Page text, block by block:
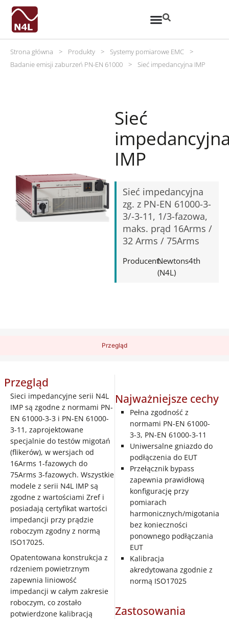
Strona główna > Produkty > Systemy pomiarowe EMC
>
Badanie emisji zaburzeń PN-EN 61000
> Sieć impedancyjna IMP
Sieć
IMP
Sieć impedancyjna
zg. z PN-EN 61000-3-
3/-3-11, 1/3-fazowa,
maks. prąd 16Arms /
32 Arms / 75Arms
Producent:Newtons4th
(N4L)
Przegląd
Przegląd
Sieci impedancyjne serii N4L
IMP są zgodne z normami PN-
EN 61000-3-3 i PN-EN 61000-
3-11, zaprojektowane
specjalnie do testów migotań
(flikerów), w wersjach od
16Arms 1-fazowych do
75Arms 3-fazowych. Wszystkie
modele z serii N4L IMP są
zgodne z wartościami Zref i
posiadają certyfikat wartości
impedancji przy prądzie
roboczym zgodny z normą
ISO17025.
Opatentowana konstrukcja z
rdzeniem powietrznym
zapewnia liniowość
impedancji w całym zakresie
roboczym, co zostało
potwierdzone kalibracją
Najważniejsze cechy
Pełna zgodność z
normami PN-EN 61000-
3-3, PN-EN 61000-3-11
Uniwersalne gniazdo do
podłączenia do EUT
Przełącznik bypass
zapewnia prawidłową
konfigurację przy
pomiarach
harmonicznych/migotania
bez konieczności
ponownego podłączania
EUT
Kalibracja
akredytowana zgodnie z
normą ISO17025
Zastosowania